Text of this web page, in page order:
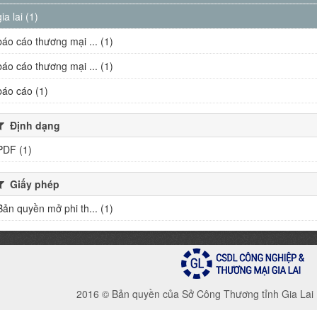
lai (1)
cáo thương mại ... (1)
cáo thương mại ... (1)
cáo (1)
Định dạng
(1)
Giấy phép
quyền mở phi th... (1)
2016 © Bản quyền của Sở Công Thương tỉnh Gia Lai